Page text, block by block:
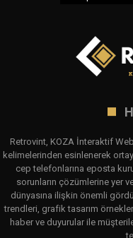
Retrovint, KOZA İnteraktif
kelimelerinden esinlenerek
cep telefonlarına eposta
sorunların çözümlerine yer
dünyasına ilişkin önemli
trendleri, grafik tasarım
haber ve duyurular ile